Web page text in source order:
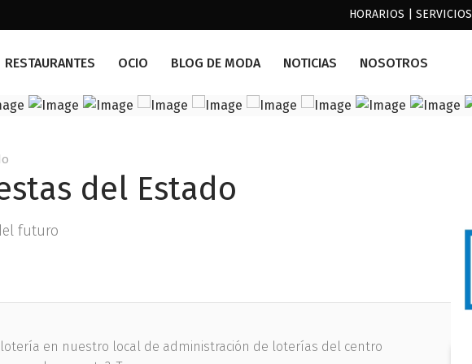
HORARIOS SERVICIOS
RESTAURANTES OCIO BLOG DE MODA NOTICIAS NOSOTROS
del Estado
futuro
lotería en nuestro local de administración de loterías del centro